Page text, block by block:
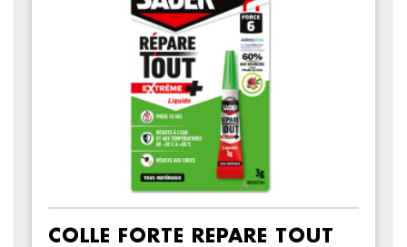
COLLE FORTE REPARE TOUT